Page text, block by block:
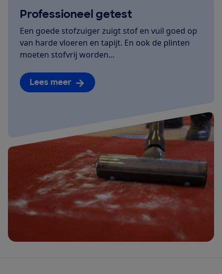
Professioneel getest
Een goede stofzuiger zuigt stof en vuil goed op
van harde vloeren en tapijt. En ook de plinten
moeten stofvrij worden...
Lees meer